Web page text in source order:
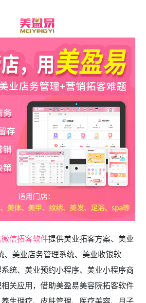
信拓客软件提供美业拓客方案、美业
美业店务管理系统、美业收银软
统、美业预约小程序、美业小程序商
关应用，借助美盈易美容院拓客软件